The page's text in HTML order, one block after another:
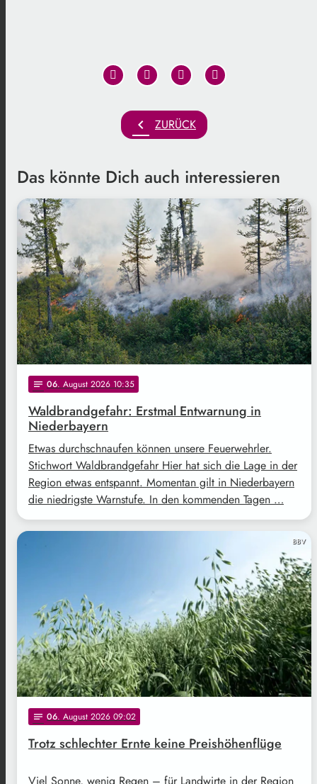
chevron_left ZURÜCK
Das könnte Dich auch interessieren
Freepik
notes 06. August 2026 10:35
Waldbrandgefahr: Erstmal Entwarnung in
Niederbayern
Etwas durchschnaufen können unsere Feuerwehrler.
Stichwort Waldbrandgefahr Hier hat sich die Lage in der
Region etwas entspannt. Momentan gilt in Niederbayern
die niedrigste Warnstufe. In den kommenden Tagen …
BBV
notes 06. August 2026 09:02
Trotz schlechter Ernte keine Preishöhenflüge